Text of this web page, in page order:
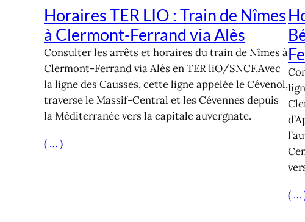
Horaires TER LIO : Train de Nîmes
à Clermont-Ferrand via Alès
Consulter les arrêts et horaires du train de Nîmes à
Clermont-Ferrand via Alès en TER liO/SNCF.Avec
la ligne des Causses, cette ligne appelée le Cévenol,
traverse le Massif-Central et les Cévennes depuis
la Méditerranée vers la capitale auvergnate.
( … )
( …